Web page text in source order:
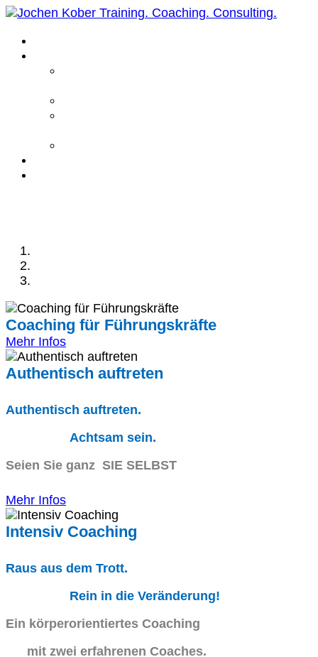
Coaching für Führungskräfte
Mehr Infos
Authentisch auftreten
Authentisch auftreten.
Achtsam sein.
Seien Sie ganz SIE SELBST
Mehr Infos
Intensiv Coaching
Raus aus dem Trott.
Rein in die Veränderung!
Ein körperorientiertes Coaching
mit zwei erfahrenen Coaches.